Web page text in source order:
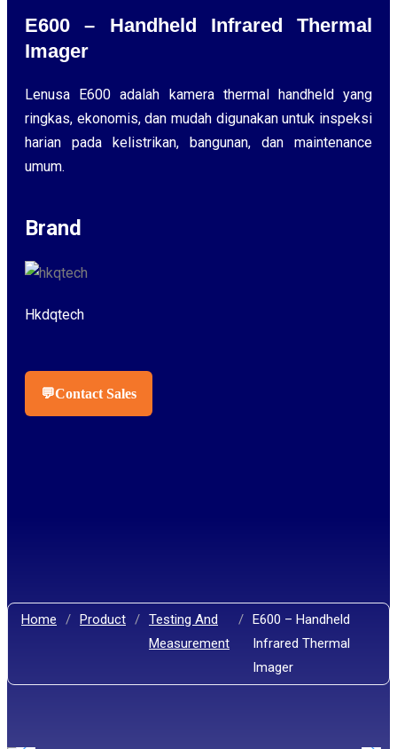
E600 – Handheld Infrared Thermal
Imager
Lenusa E600 adalah kamera thermal handheld yang
ringkas, ekonomis, dan mudah digunakan untuk inspeksi
harian pada kelistrikan, bangunan, dan maintenance
umum.
Brand
Hkdqtech
💬Contact Sales
Home / Product / Testing And
Measurement
/ E600 – Handheld
Infrared Thermal
Imager